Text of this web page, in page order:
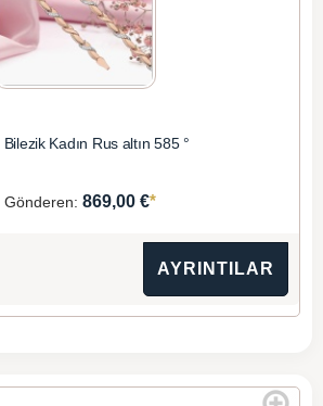
Bilezik Kadın Rus altın 585 °
Gönderen: 869,00 €*
AYRINTILAR